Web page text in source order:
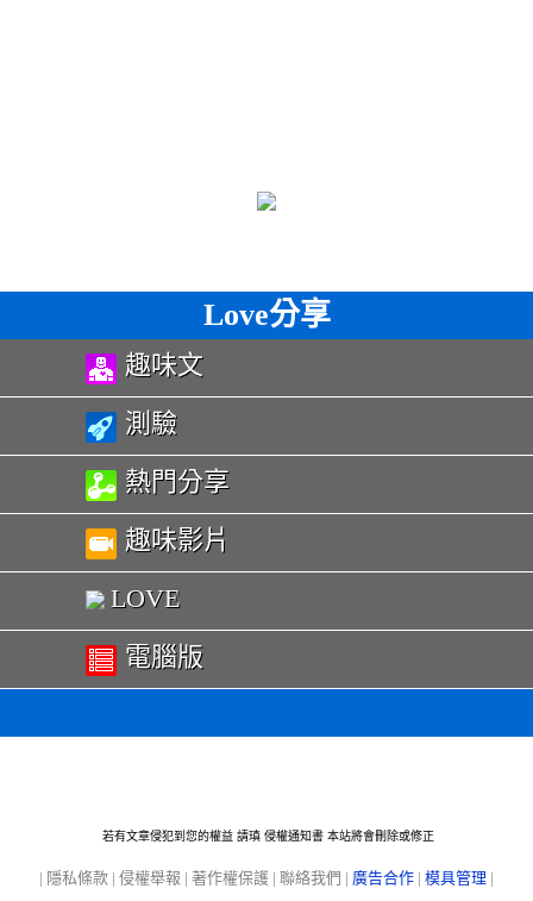
Love分享
趣味文
測驗
熱門分享
趣味影片
LOVE
電腦版
若有文章侵犯到您的權益 請瑱 侵權通知書 本站將會刪除或修正
| 隱私條款 | 侵權舉報 | 著作權保護 | 聯絡我們 | 廣告合作 | 模具管理 |